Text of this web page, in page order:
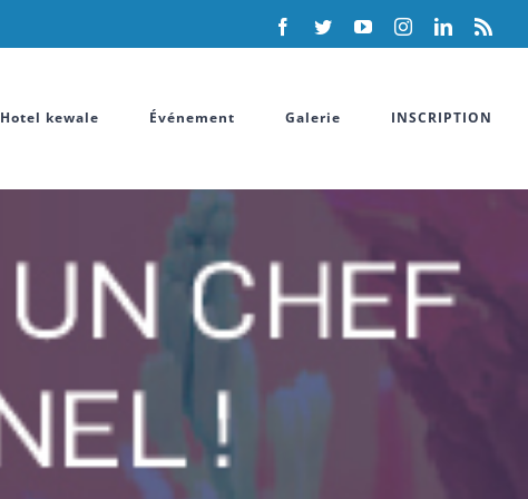
Facebook
TwitterYouTubeInstagramLinkedIn
Hotel kewale Événement Galerie INSCRIPTION